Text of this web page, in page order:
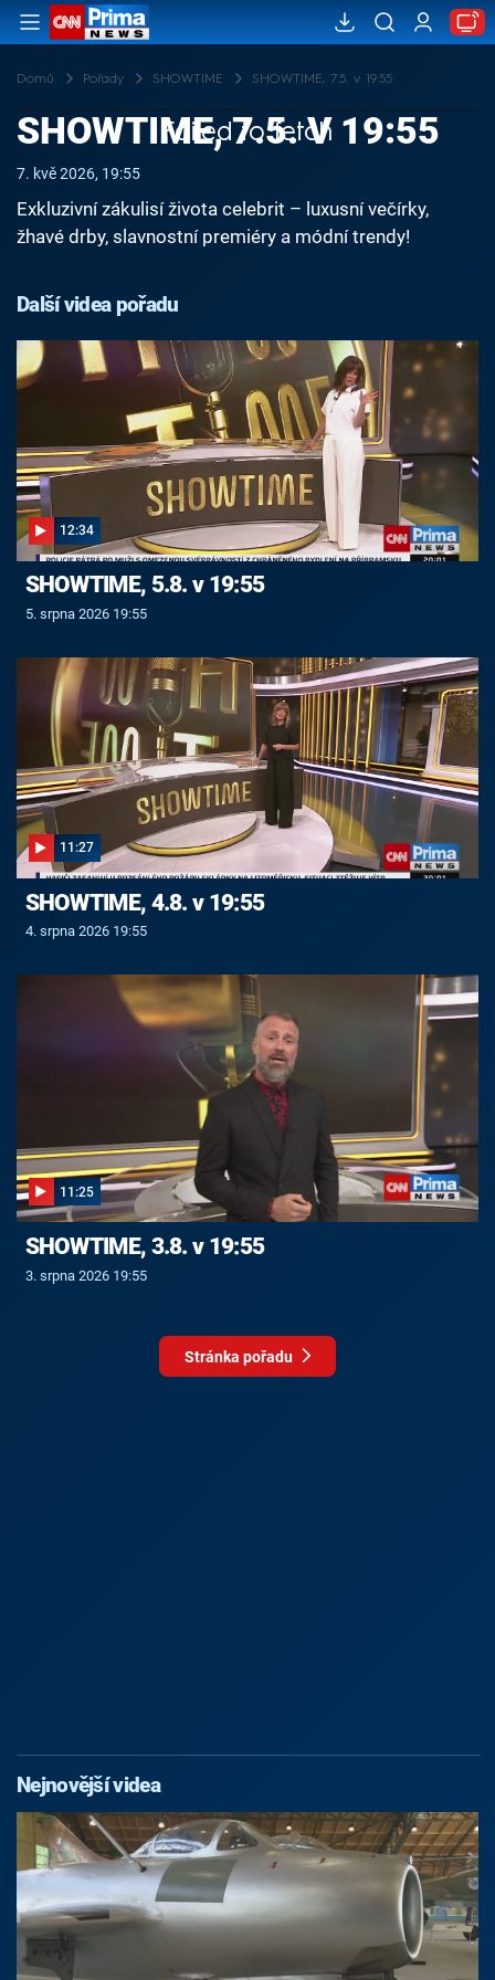
Domů Pořady SHOWTIME SHOWTIME, 7.5. v 19:55
Failed to fetch
SHOWTIME, 7.5. V 19:55
7. kvě 2026, 19:55
Exkluzivní zákulisí života celebrit – luxusní večírky,
žhavé drby, slavnostní premiéry a módní trendy!
Další videa pořadu
12:34
SHOWTIME, 5.8. v 19:55
5. srpna 2026 19:55
11:27
SHOWTIME, 4.8. v 19:55
4. srpna 2026 19:55
11:25
SHOWTIME, 3.8. v 19:55
3. srpna 2026 19:55
Stránka pořadu
Nejnovější videa